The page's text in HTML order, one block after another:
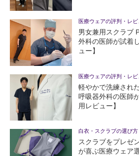
医療ウェアの評判・レビ
男女兼用スクラブ
外科の医師が試着
ュー】
医療ウェアの評判・レビ
軽やかで洗練され
呼吸器外科の医師
用レビュー】
白衣・スクラブの選び方
スクラブをプレゼ
が喜ぶ医療ウェア